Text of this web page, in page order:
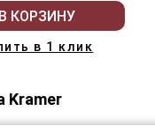
В КОРЗИНУ
в 1 клик
Kramer